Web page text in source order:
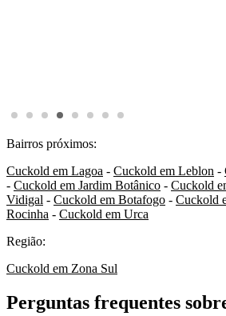
Bairros próximos:
Cuckold em Lagoa - Cuckold em Leblon -
- Cuckold em Jardim Botânico - Cuckold
Vidigal - Cuckold em Botafogo - Cuckold
Rocinha - Cuckold em Urca
Região:
Cuckold em Zona Sul
Perguntas frequentes